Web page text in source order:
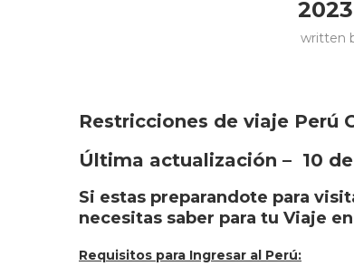
written
Restricciones de viaje Perú
Última actualización – 10
Si estas preparandote para
necesitas saber para tu Viaje
Requisitos para Ingresar al Perú: